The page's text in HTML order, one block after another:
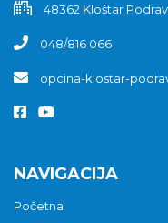
48362 Kloštar
048/816 066
opcina-klostar-
NAVIGACIJA
Početna